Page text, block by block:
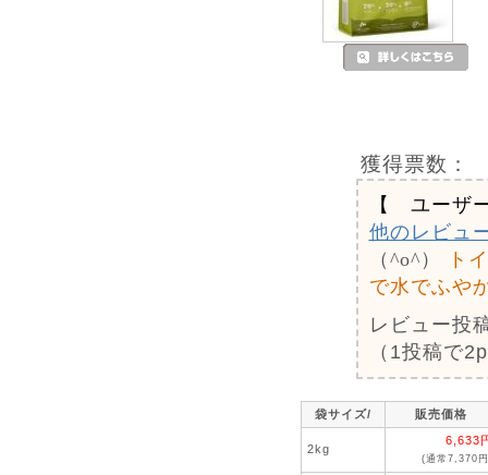
獲得票数：
【 ユーザ
他のレビュ
（^o^）
ト
で水でふや
レビュー投
（1投稿で
袋サイズ/ 販売価格
2kg
6,633
(通常7,370